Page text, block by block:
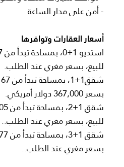
- أمن على مدار الساعة
أسعار العقارات وتوافرها
للبيع، بسعر مغري عند الطلب.
بسعر 367,000 دولار أمريكي.
للبيع، بسعر مغري عند الطلب..
بسعر مغري عند الطلب..